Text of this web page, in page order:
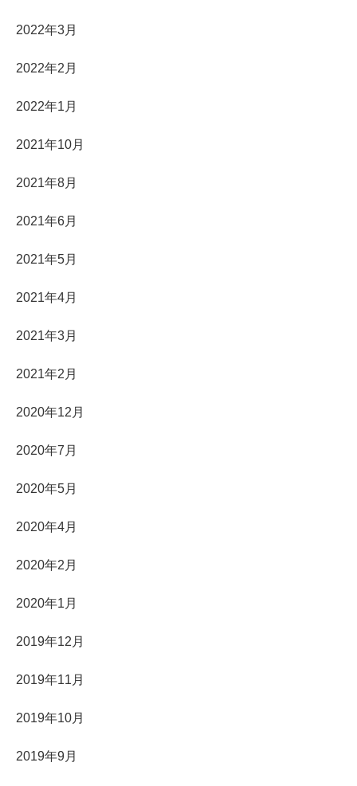
2022年3月
2022年2月
2022年1月
2021年10月
2021年8月
2021年6月
2021年5月
2021年4月
2021年3月
2021年2月
2020年12月
2020年7月
2020年5月
2020年4月
2020年2月
2020年1月
2019年12月
2019年11月
2019年10月
2019年9月